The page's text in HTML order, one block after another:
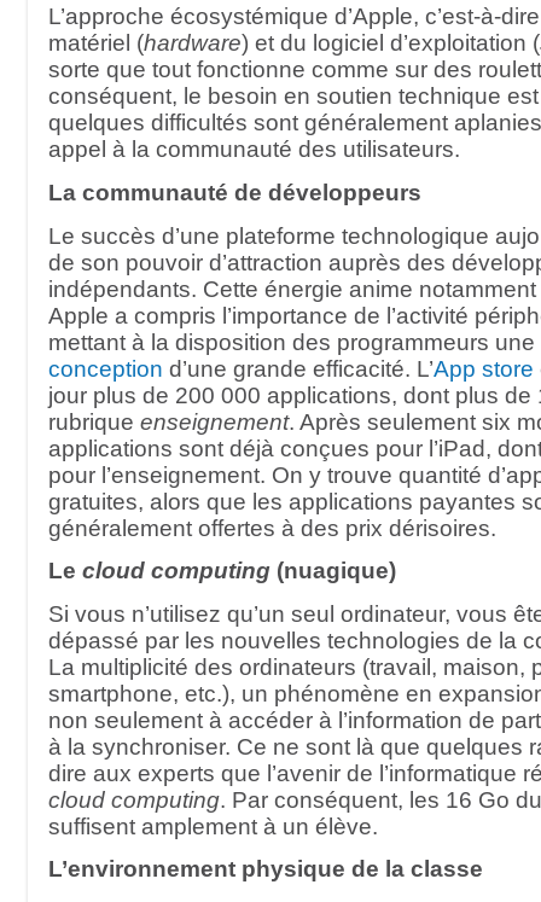
L’approche écosystémique d’Apple, c’est-à-
matériel (hardware) et du logiciel d’exploitation (
sorte que tout fonctionne comme sur des
conséquent, le besoin en soutien technique
quelques difficultés sont généralement
appel à la communauté des utilisateurs.
La communauté de développeurs
Le succès d’une plateforme technologique
de son pouvoir d’attraction auprès des
indépendants. Cette énergie anime
Apple a compris l’importance de l’activité
mettant à la disposition des programmeurs une
conception d’une grande efficacité. L’App store
jour plus de 200 000 applications, dont plus de
rubrique enseignement. Après seulement six
applications sont déjà conçues pour l’iPad,
pour l’enseignement. On y trouve quantité
gratuites, alors que les applications payantes
généralement offertes à des prix dérisoires.
Le cloud computing (nuagique)
Si vous n’utilisez qu’un seul ordinateur, vous
dépassé par les nouvelles technologies de la
La multiplicité des ordinateurs (travail, maison,
smartphone, etc.), un phénomène en
non seulement à accéder à l’information de
à la synchroniser. Ce ne sont là que quelques
dire aux experts que l’avenir de l’informatique
cloud computing. Par conséquent, les 16 Go
suffisent amplement à un élève.
L’environnement physique de la classe